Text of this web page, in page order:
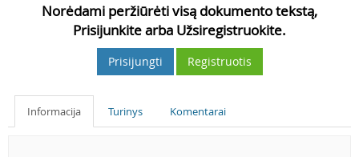
Norėdami peržiūrėti visą dokumento tekstą,
Prisijunkite arba Užsiregistruokite.
Prisijungti Registruotis
Informacija Turinys Komentarai